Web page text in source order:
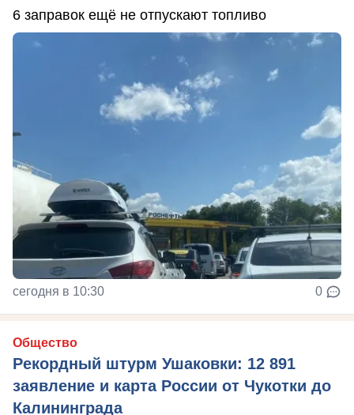
6 заправок ещё не отпускают топливо
сегодня в 10:30 0
Общество
Рекордный штурм Ушаковки: 12 891
заявление и карта России от Чукотки до
Калининграда